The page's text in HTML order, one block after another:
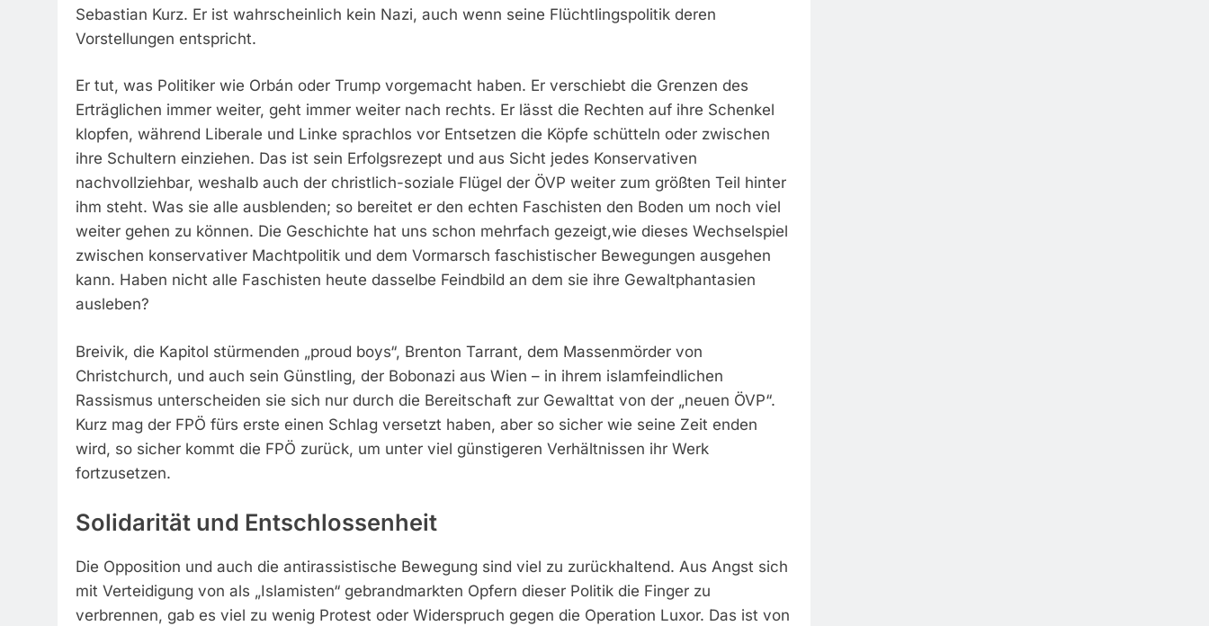
Sebastian Kurz. Er ist wahrscheinlich kein Nazi, auch wenn seine Flüchtlingspolitik deren
Vorstellungen entspricht.
Er tut, was Politiker wie Orbán oder Trump vorgemacht haben. Er verschiebt die Grenzen des
Erträglichen immer weiter, geht immer weiter nach rechts. Er lässt die Rechten auf ihre Schenkel
klopfen, während Liberale und Linke sprachlos vor Entsetzen die Köpfe schütteln oder zwischen
ihre Schultern einziehen. Das ist sein Erfolgsrezept und aus Sicht jedes Konservativen
nachvollziehbar, weshalb auch der christlich-soziale Flügel der ÖVP weiter zum größten Teil hinter
ihm steht. Was sie alle ausblenden; so bereitet er den echten Faschisten den Boden um noch viel
weiter gehen zu können. Die Geschichte hat uns schon mehrfach gezeigt,wie dieses Wechselspiel
zwischen konservativer Machtpolitik und dem Vormarsch faschistischer Bewegungen ausgehen
kann. Haben nicht alle Faschisten heute dasselbe Feindbild an dem sie ihre Gewaltphantasien
ausleben?
Breivik, die Kapitol stürmenden „proud boys“, Brenton Tarrant, dem Massenmörder von
Christchurch, und auch sein Günstling, der Bobonazi aus Wien – in ihrem islamfeindlichen
Rassismus unterscheiden sie sich nur durch die Bereitschaft zur Gewalttat von der „neuen ÖVP“.
Kurz mag der FPÖ fürs erste einen Schlag versetzt haben, aber so sicher wie seine Zeit enden
wird, so sicher kommt die FPÖ zurück, um unter viel günstigeren Verhältnissen ihr Werk
fortzusetzen.
Solidarität und Entschlossenheit
Die Opposition und auch die antirassistische Bewegung sind viel zu zurückhaltend. Aus Angst sich
mit Verteidigung von als „Islamisten“ gebrandmarkten Opfern dieser Politik die Finger zu
verbrennen, gab es viel zu wenig Protest oder Widerspruch gegen die Operation Luxor. Das ist von